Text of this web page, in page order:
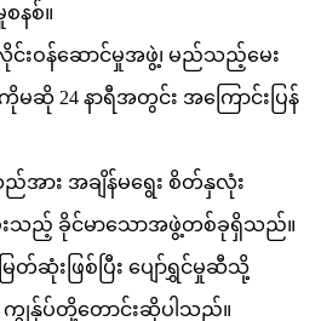
နစ်။
င်းဝန်ဆောင်မှုအဖွဲ့၊ မည်သည့်မေး
24 နာရီအတွင်း အကြောင်းပြန်
ား အချိန်မရွေး စိတ်နှလုံး
းသည့် ခိုင်မာသောအဖွဲ့တစ်ခုရှိသည်။
ြတ်ဆုံးဖြစ်ပြီး ပျော်ရွှင်မှုဆီသို့
း ကျွန်ုပ်တို့တောင်းဆိုပါသည်။